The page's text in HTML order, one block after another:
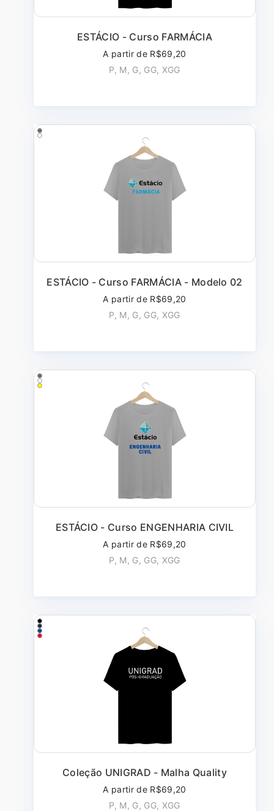
ESTÁCIO - Curso FARMÁCIA
A partir de R$69,20
P, M, G, GG, XGG
ESTÁCIO - Curso FARMÁCIA - Modelo 02
A partir de R$69,20
P, M, G, GG, XGG
ESTÁCIO - Curso ENGENHARIA CIVIL
A partir de R$69,20
P, M, G, GG, XGG
Coleção UNIGRAD - Malha Quality
A partir de R$69,20
P, M, G, GG, XGG